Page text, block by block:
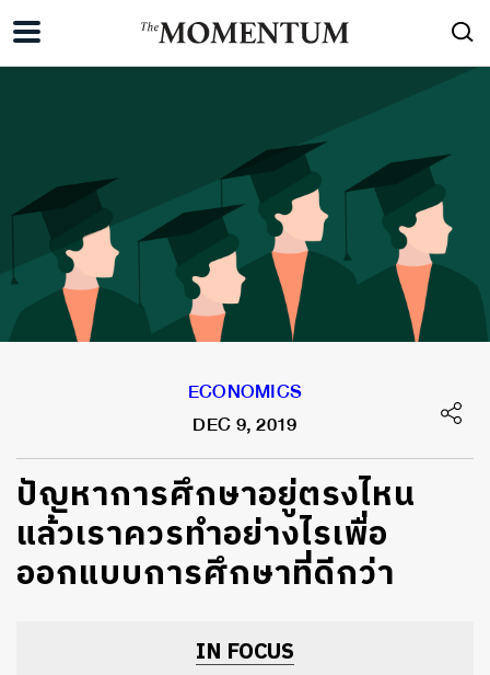
ECONOMICS
DEC 9, 2019
ปัญหาการศึกษาอยู่ตรงไหน
แล้วเราควรทำอย่างไรเพื่อ
ออกแบบการศึกษาที่ดีกว่า
IN FOCUS